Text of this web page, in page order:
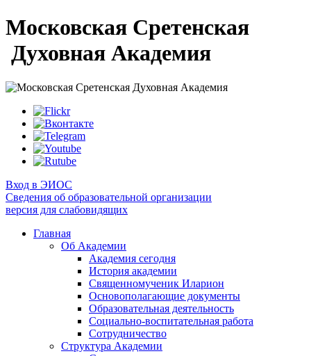
Московская Сретенская
Духовная Академия
Вход в ЭИОС
Сведения об образовательной организации
версия для слабовидящих
Главная
Об Академии
Академия сегодня
История академии
Священномученик Иларион
Основополагающие документы
Образовательная деятельность
Социально-воспитательная работа
Сотрудничество
Структура Академии